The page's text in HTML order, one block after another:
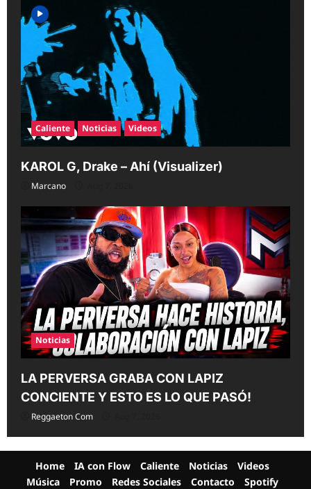
Caliente Noticias Videos
KAROL G, Drake – Ahí (Visualizer)
Marcano
Noticias
LA PERVERSA GRABA CON LAPIZ
CONCIENTE Y ESTO ES LO QUE PASÓ!
Reggaeton Com
Home IA con Flow Caliente Noticias
Videos
Música
Promo Redes Sociales Contacto Spotify